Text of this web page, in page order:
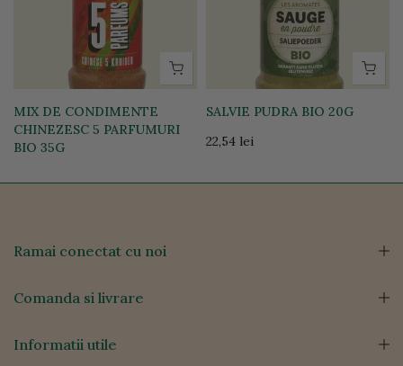
MIX DE CONDIMENTE
CHINEZESC 5 PARFUMURI
BIO 35G
SALVIE PUDRA BIO 20G
22,54 lei
Ramai conectat cu noi
Comanda si livrare
Informatii utile